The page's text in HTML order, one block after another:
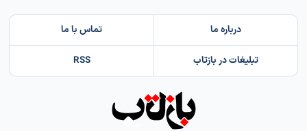
درباره ما تماس با ما
تبلیغات در بازتاب RSS